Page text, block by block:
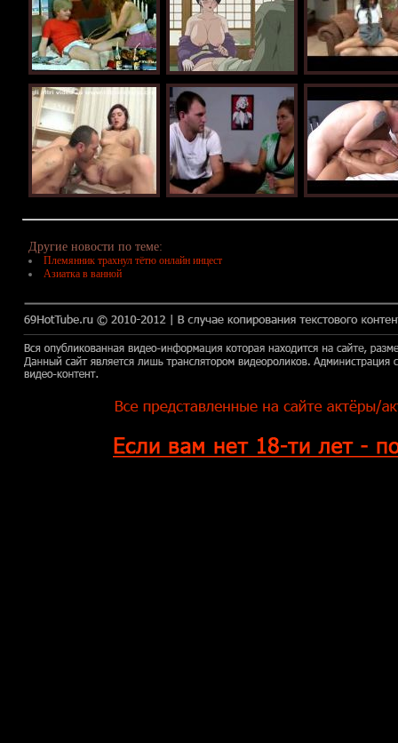
Другие новости по теме:
Племянник трахнул тётю онлайн инцест
Азиатка в ванной